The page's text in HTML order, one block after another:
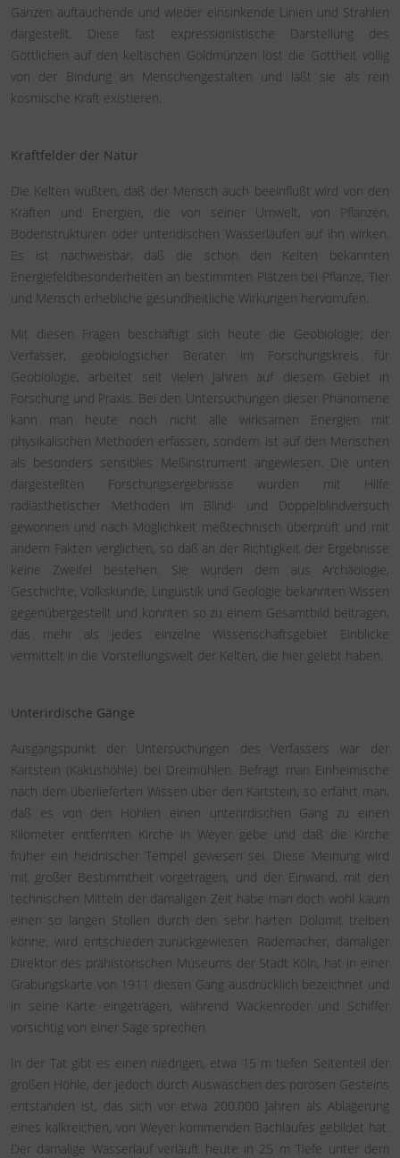
Ganzen auftauchende und wieder einsinkende Linien und Strahlen
dargestellt. Diese fast expressionistische Darstellung des
Göttlichen auf den keltischen Goldmünzen löst die Gottheit völlig
von der Bindung an Menschengestalten und läßt sie als rein
kosmische Kraft existieren.
Kraftfelder der Natur
Die Kelten wußten, daß der Mensch auch beeinflußt wird von den
Kräften und Energien, die von seiner Umwelt, von Pflanzen,
Bodenstrukturen oder unteridischen Wasserläufen auf ihn wirken.
Es ist nachweisbar, daß die schon den Kelten bekannten
Energiefeldbesonderheiten an bestimmten Plätzen bei Pflanze, Tier
und Mensch erhebliche gesundheitliche Wirkungen hervorrufen.
Mit diesen Fragen beschäftigt sich heute die Geobiologie; der
Verfasser, geobiologsicher Berater im Forschungskreis für
Geobiologie, arbeitet seit vielen Jahren auf diesem Gebiet in
Forschung und Praxis. Bei den Untersuchungen dieser Phänomene
kann man heute noch nicht alle wirksamen Energien mit
physikalischen Methoden erfassen, sondern ist auf den Menschen
als besonders sensibles Meßinstrument angewiesen. Die unten
dargestellten Forschungsergebnisse wurden mit Hilfe
radiästhetischer Methoden im Blind- und Doppelblindversuch
gewonnen und nach Möglichkeit meßtechnisch überprüft und mit
andern Fakten verglichen, so daß an der Richtigkeit der Ergebnisse
keine Zweifel bestehen. Sie wurden dem aus Archäologie,
Geschichte, Volkskunde, Linguistik und Geologie bekannten Wissen
gegenübergestellt und konnten so zu einem Gesamtbild beitragen,
das mehr als jedes einzelne Wissenschaftsgebiet Einblicke
vermittelt in die Vorstellungswelt der Kelten, die hier gelebt haben.
Unterirdische Gänge
Ausgangspunkt der Untersuchungen des Verfassers war der
Kartstein (Kakushöhle) bei Dreimühlen. Befragt man Einheimische
nach dem überlieferten Wissen über den Kartstein, so erfährt man,
daß es von den Höhlen einen unterirdischen Gang zu einen
Kilometer entfernten Kirche in Weyer gebe und daß die Kirche
früher ein heidnischer Tempel gewesen sei. Diese Meinung wird
mit großer Bestimmtheit vorgetragen, und der Einwand, mit den
technischen Mitteln der damaligen Zeit habe man doch wohl kaum
einen so langen Stollen durch den sehr harten Dolomit treiben
könne, wird entschieden zurückgewiesen. Rademacher, damaliger
Direktor des prähistorischen Museums der Stadt Köln, hat in einer
Grabungskarte von 1911 diesen Gang ausdrücklich bezeichnet und
in seine Karte eingetragen, während Wackenroder und Schiffer
vorsichtig von einer Sage sprechen.
In der Tat gibt es einen niedrigen, etwa 15 m tiefen Seitenteil der
großen Höhle, der jedoch durch Auswaschen des porösen Gesteins
entstanden ist, das sich vor etwa 200.000 Jahren als Ablagerung
eines kalkreichen, von Weyer kommenden Bachlaufes gebildet hat.
Der damalige Wasserlauf verläuft heute in 25 m Tiefe unter dem